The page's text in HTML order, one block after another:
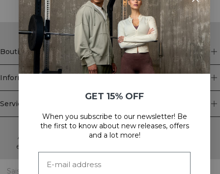
Boutique
Information
Service client
Newsletter
Abonnez-vous à notre newsletter! Recevez des offres
exclusives, nos dernières nouvelles et bien plus encore.
GET 15% OFF
When you subscribe to our newsletter! Be
the first to know about new releases, offers
and a lot more!